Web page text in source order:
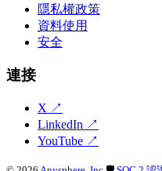
隱私權政策
資料使用
安全
連接
X ↗
LinkedIn ↗
YouTube ↗